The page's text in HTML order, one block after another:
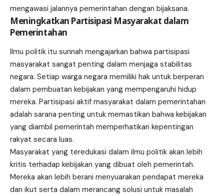
mengawasi jalannya pemerintahan dengan bijaksana.
Meningkatkan Partisipasi Masyarakat dalam
Pemerintahan
Ilmu politik itu sunnah mengajarkan bahwa partisipasi
masyarakat sangat penting dalam menjaga stabilitas
negara. Setiap warga negara memiliki hak untuk berperan
dalam pembuatan kebijakan yang mempengaruhi hidup
mereka. Partisipasi aktif masyarakat dalam pemerintahan
adalah sarana penting untuk memastikan bahwa kebijakan
yang diambil pemerintah memperhatikan kepentingan
rakyat secara luas.
Masyarakat yang teredukasi dalam ilmu politik akan lebih
kritis terhadap kebijakan yang dibuat oleh pemerintah.
Mereka akan lebih berani menyuarakan pendapat mereka
dan ikut serta dalam merancang solusi untuk masalah